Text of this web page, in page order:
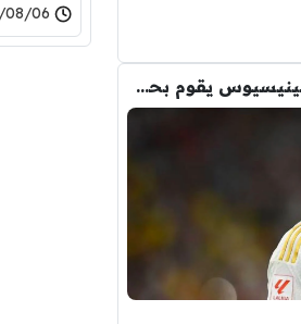
- 01:29
عاجل : “قبل التراجع ” فينيسيوس يقوم بحذف كل صوره مع ريال مدريد